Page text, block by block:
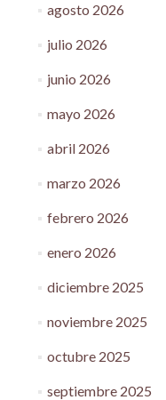
agosto 2026
julio 2026
junio 2026
mayo 2026
abril 2026
marzo 2026
febrero 2026
enero 2026
diciembre 2025
noviembre 2025
octubre 2025
septiembre 2025